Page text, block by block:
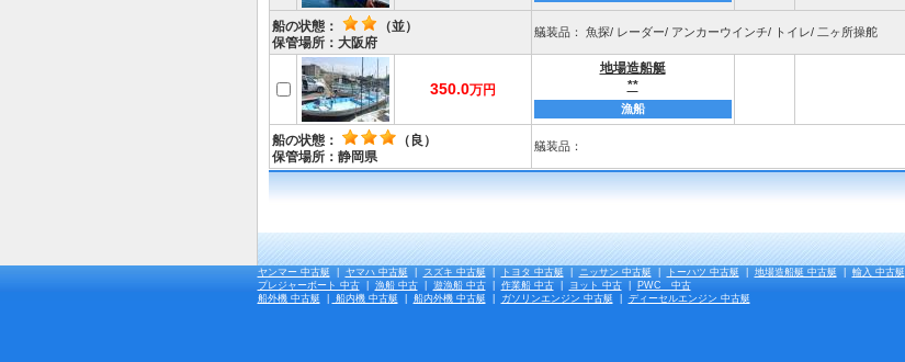
船の状態：
（並）
保管場所：大阪府
艤装品： 魚探/ レーダー/ アンカーウインチ/ トイレ/ 二ヶ所操舵
350.0万円
地場造船艇
**
漁船
船の状態：
（良）
保管場所：静岡県
艤装品：
ヤンマー 中古艇 ヤマハ 中古艇 スズキ 中古艇 トヨタ 中古艇 ニッサン 中古艇 トーハツ 中古艇 地場造船艇 中古艇
輸入 中古艇
プレジャーボート 中古| 漁船 中古| 遊漁船 中古| 作業船 中古| ヨット 中古|
PWC 中古
船外機 中古艇
船内機 中古艇 船内外機 中古艇 ガソリンエンジン 中古艇 ディーセルエンジン 中古艇